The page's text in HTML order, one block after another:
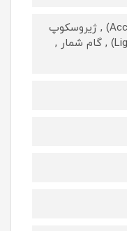
حسگر شتاب سنج (Accelerometer) , ژیروسکوپ
, سنجش نور محیط (Light Sensor) , گام شمار ,